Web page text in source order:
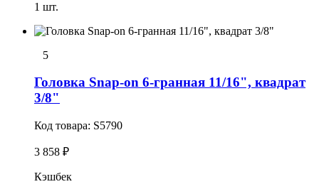
1 шт.
5
Головка Snap-on 6-гранная 11/16", квадрат
3/8"
Код товара: S5790
3 858 ₽
Кэшбек